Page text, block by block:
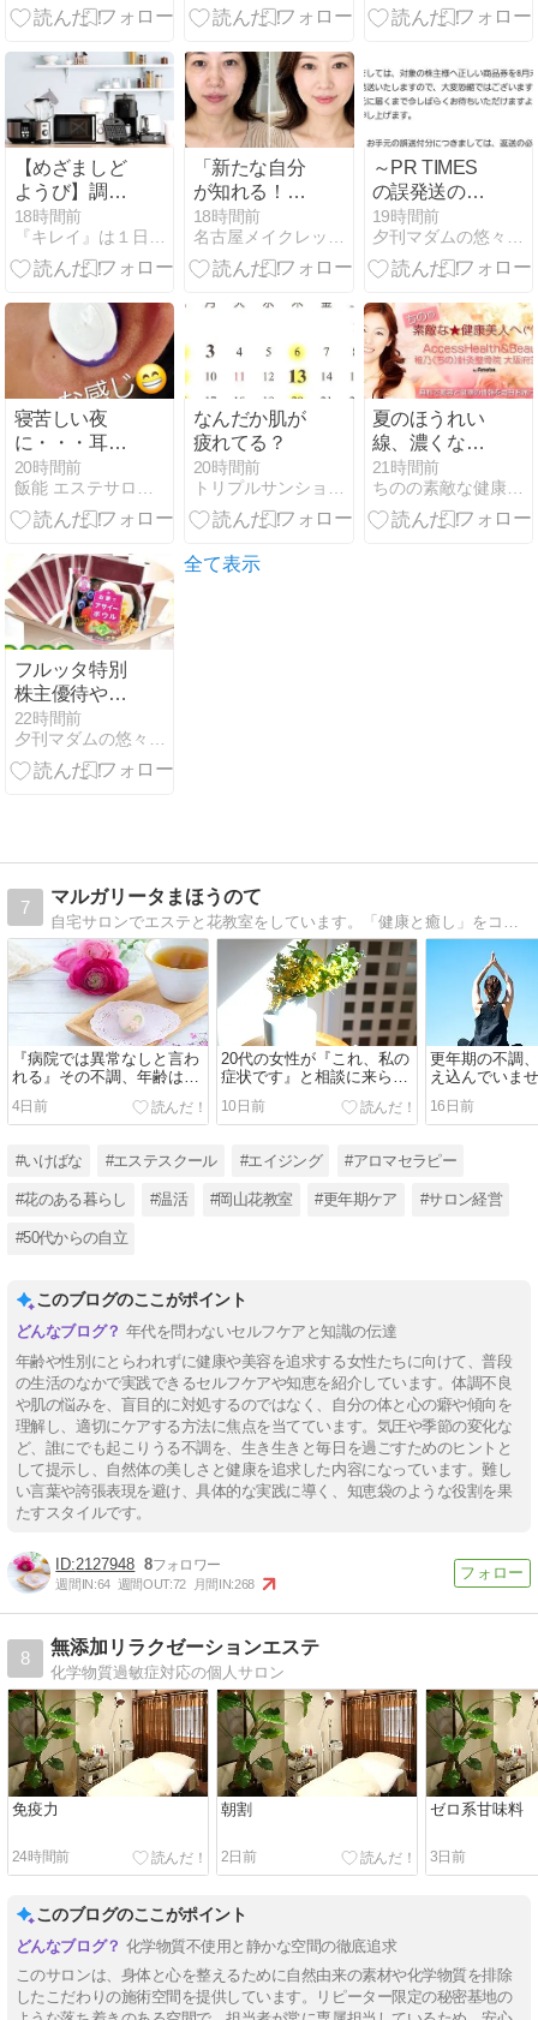
か、上京して
室温・湿度・
ェル トライア
【めざましど
ようび】調理
家電～レコル
ト自動調理ポ
ット、Ninjaク
18時間前
『キレイ』は１日にしてならず
「新たな自分
が知れる！」
カラー＆骨格
診断で見つけ
た、私に似合
18時間前
名古屋メイクレッスン、出張ブライダルヘアメイク
～PR TIMES
の誤発送のそ
の後～
19時間前
夕刊マダムの悠々優待生活
寝苦しい夜
に・・・耳ほ
ぐタイム♡飯
能エステサロ
ン☆Floral
20時間前
飯能 エステサロン輝く美肌へ Floral Essence
なんだか肌が
疲れてる？
20時間前
トリプルサンショップ新宿店 スタッフブログ
夏のほうれい
線、濃くなっ
てない？
21時間前
ちのの素敵な健康美人へ
フルッタ特別
株主優待やっ
と申し込み！
やっぱりアサ
イー気になる♪
22時間前
夕刊マダムの悠々優待生活
全て表示
7
マルガリータまほうのて
自宅サロンでエステと花教室をしています。「健康と癒し」をコンセプトに心も体も大事にするライフスタイルの提案。
『病院では異常なしと言わ
れる』その不調、年齢は関
係ありません。
4日前
20代の女性が『これ、私の
症状です』と相談に来られ
た理由
10日前
更年期の不調
え込んでいま
16日前
#いけばな #エステスクール #エイジング #アロマセラピー
#花のある暮らし #温活 #岡山花教室 #更年期ケア #サロン経営
#50代からの自立
このブログのここがポイント
年代を問わないセルフケアと知識の伝達
年齢や性別にとらわれずに健康や美容を追求する女性たちに向けて、普段
の生活のなかで実践できるセルフケアや知恵を紹介しています。体調不良
や肌の悩みを、盲目的に対処するのではなく、自分の体と心の癖や傾向を
理解し、適切にケアする方法に焦点を当てています。気圧や季節の変化な
ど、誰にでも起こりうる不調を、生き生きと毎日を過ごすためのヒントと
して提示し、自然体の美しさと健康を追求した内容になっています。難し
い言葉や誇張表現を避け、具体的な実践に導く、知恵袋のような役割を果
たすスタイルです。
2127948 8
週間IN:64 週間OUT:72 月間IN:268
8
無添加リラクゼーションエステ
化学物質過敏症対応の個人サロン
免疫力
24時間前
朝割
2日前
ゼロ系甘味料
3日前
このブログのここがポイント
化学物質不使用と静かな空間の徹底追求
このサロンは、身体と心を整えるために自然由来の素材や化学物質を排除
したこだわりの施術空間を提供しています。リピーター限定の秘密基地の